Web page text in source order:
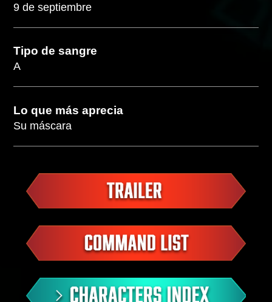
9 de septiembre
Tipo de sangre
A
Lo que más aprecia
Su máscara